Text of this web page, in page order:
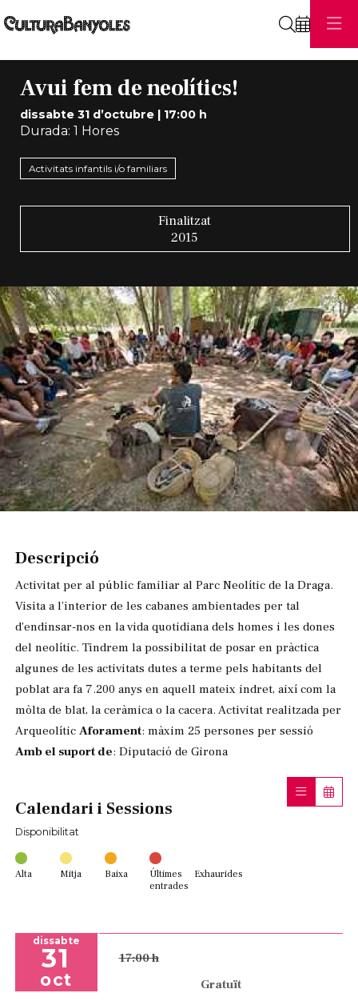
Avui fem de neolítics!
dissabte 31 d’octubre| 17:00 h
Durada: 1 Hores
Activitats infantils i/o familiars
Finalitzat
2015
Descripció
Activitat per al públic familiar al Parc Neolític de la Draga.
Visita a l’interior de les cabanes ambientades per tal
d’endinsar-nos en la vida quotidiana dels homes i les dones
del neolític. Tindrem la possibilitat de posar en pràctica
algunes de les activitats dutes a terme pels habitants del
poblat ara fa 7.200 anys en aquell mateix indret, així com la
mòlta de blat, la ceràmica o la cacera. Activitat realitzada per
Arqueolític Aforament: màxim 25 persones per sessió
Amb el suport de: Diputació de Girona
Calendari i Sessions
Disponibilitat
Alta Mitja Baixa
Últimes
entrades
Exhaurides
dissabte
31
oct
17:00 h
Gratuït